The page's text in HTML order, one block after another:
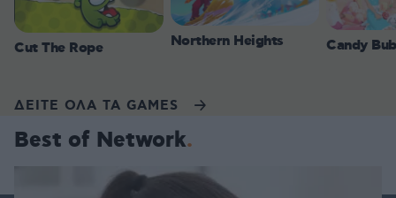
Cut The Rope Northern Heights Candy
ΔΕΙΤΕ ΟΛΑ ΤΑ GAMES
Best of Network